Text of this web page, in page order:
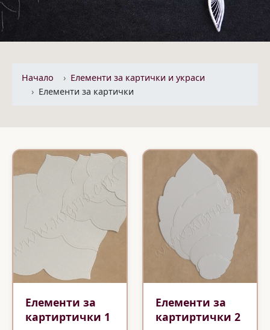
Начало
Eлементи за картички и украси
Елементи за картички
Елементи за
картиртички 1
Елементи за
картиртички 2